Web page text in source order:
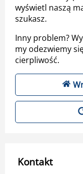
wyświetl naszą
szukasz.
Inny problem?
my odezwiemy
cierpliwość.
Kontakt